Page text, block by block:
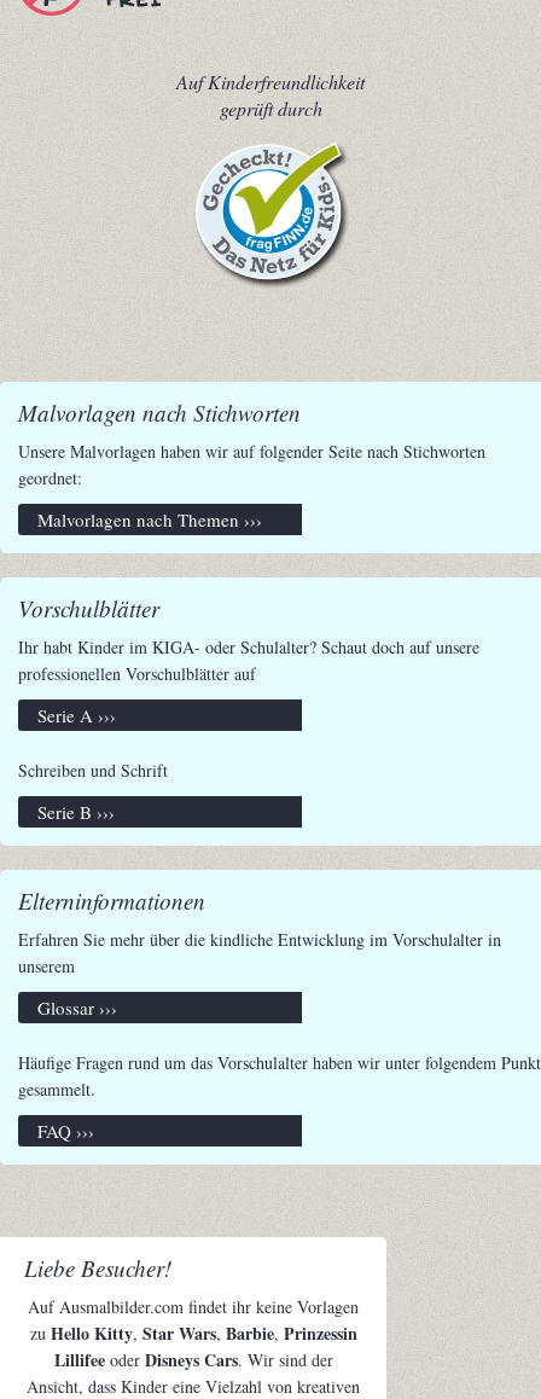
Auf Kinderfreundlichkeit
geprüft durch
Malvorlagen nach Stichworten
Unsere Malvorlagen haben wir auf folgender Seite nach Stichworten
geordnet:
Malvorlagen nach Themen ›››
Vorschulblätter
Ihr habt Kinder im KIGA- oder Schulalter? Schaut doch auf unsere
professionellen Vorschulblätter auf
Serie A ›››
Schreiben und Schrift
Serie B ›››
Elterninformationen
Erfahren Sie mehr über die kindliche Entwicklung im Vorschulalter in
unserem
Glossar ›››
Häufige Fragen rund um das Vorschulalter haben wir unter folgendem Punkt
gesammelt.
FAQ ›››
Liebe Besucher!
Auf Ausmalbilder.com findet ihr keine Vorlagen
zu Hello Kitty, Star Wars, Barbie, Prinzessin
Lillifeeoder Disneys Cars. Wir sind der
Ansicht, dass Kinder eine Vielzahl von kreativen